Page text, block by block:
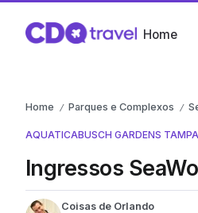
Home
Home / Parques e Complexos /
AQUATICABUSCH GARDENS TAMPA
Ingressos
Coisas de Orlando